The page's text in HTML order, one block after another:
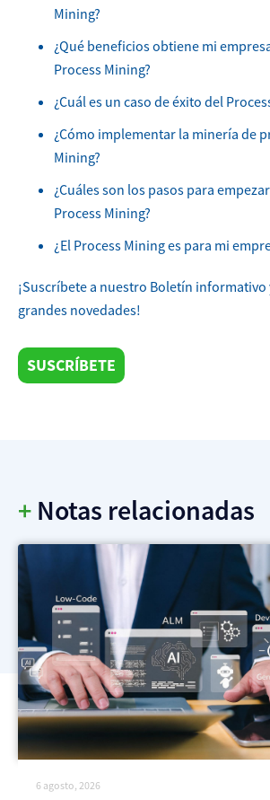
Mining?
¿Qué beneficios obtiene mi
Process Mining?
¿Cuál es un caso de éxito del
¿Cómo implementar la minería de
Mining?
¿Cuáles son los pasos para
Process Mining?
¿El Process Mining es para mi
¡Suscríbete a nuestro Boletín informativo
grandes
SUSCRÍBETE
+ Notas relacionadas
6 agosto, 2026